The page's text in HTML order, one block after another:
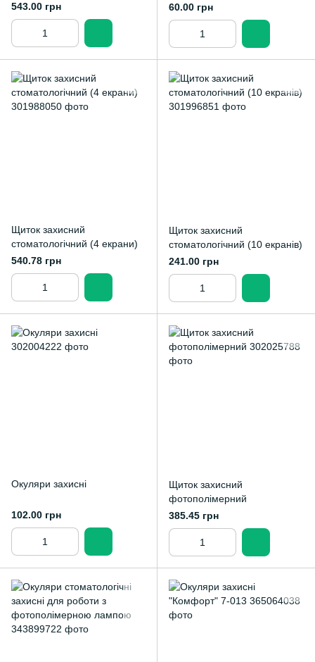
543.00 грн
60.00 грн
Щиток захисний
стоматологічний (4 екрани)
540.78 грн
Щиток захисний
стоматологічний (10 екранів)
241.00 грн
Окуляри захисні
102.00 грн
Щиток захисний
фотополімерний
385.45 грн